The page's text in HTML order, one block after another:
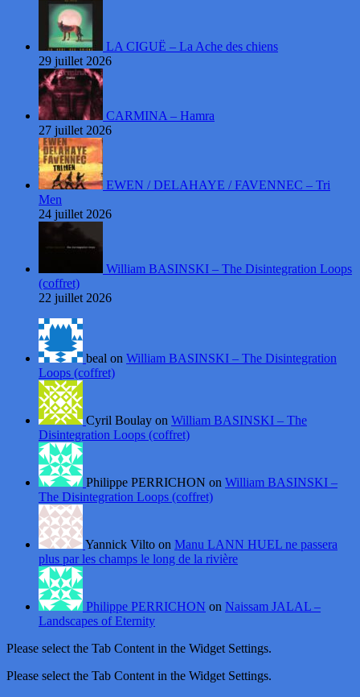
LA CIGUË – La Ache des chiens
29 juillet 2026
CARMINA – Hamra
27 juillet 2026
EWEN / DELAHAYE / FAVENNEC – Tri
Men
24 juillet 2026
William BASINSKI – The Disintegration Loops
(coffret)
22 juillet 2026
beal on William BASINSKI – The Disintegration
Loops (coffret)
Cyril Boulay on William BASINSKI – The
Disintegration Loops (coffret)
Philippe PERRICHON on William BASINSKI –
The Disintegration Loops (coffret)
Yannick Vilto on Manu LANN HUEL ne passera
plus par les champs le long de la rivière
Philippe PERRICHON on Naissam JALAL –
Landscapes of Eternity
Please select the Tab Content in the Widget Settings.
Please select the Tab Content in the Widget Settings.